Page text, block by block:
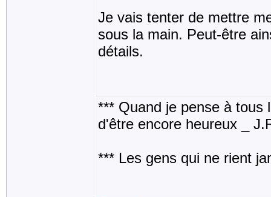
Je vais tenter de mettre
sous la main. Peut-être
détails.
*** Quand je pense à tous
d'être encore heureux _
*** Les gens qui ne rient